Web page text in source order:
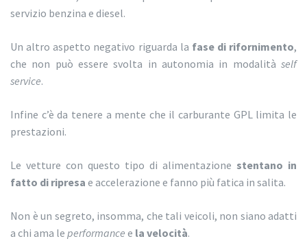
servizio benzina e diesel.
Un altro aspetto negativo riguarda la fase di rifornimento,
che non può essere svolta in autonomia in modalità self
service.
Infine c’è da tenere a mente che il carburante GPL limita le
prestazioni.
Le vetture con questo tipo di alimentazione stentano in
fatto di ripresa e accelerazione e fanno più fatica in salita.
Non è un segreto, insomma, che tali veicoli, non siano adatti
a chi ama le performance e la velocità.